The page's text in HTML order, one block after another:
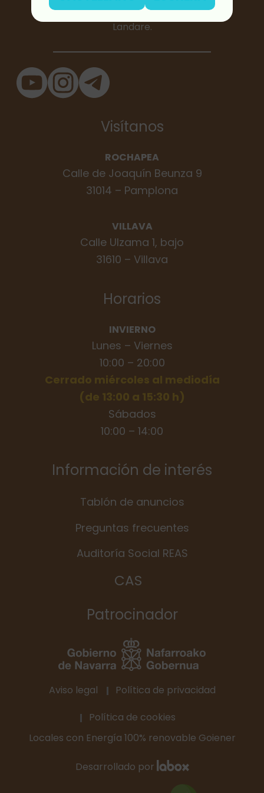
relacionados con la ecología,
Landare.
Visítanos
ROCHAPEA
Calle de Joaquín Beunza 9
31014 – Pamplona
VILLAVA
Calle Ulzama 1, bajo
31610 – Villava
Horarios
INVIERNO
Lunes – Viernes
10:00 – 20:00
Cerrado miércoles al mediodía
(de 13:00 a 15:30 h)
Sábados
10:00 – 14:00
Información de interés
Tablón de anuncios
Preguntas frecuentes
Auditoría Social REAS
CAS
Patrocinador
Aviso legal
Política de privacidad
Política de cookies
Locales con Energía 100% renovable Goiener
Desarrollado por